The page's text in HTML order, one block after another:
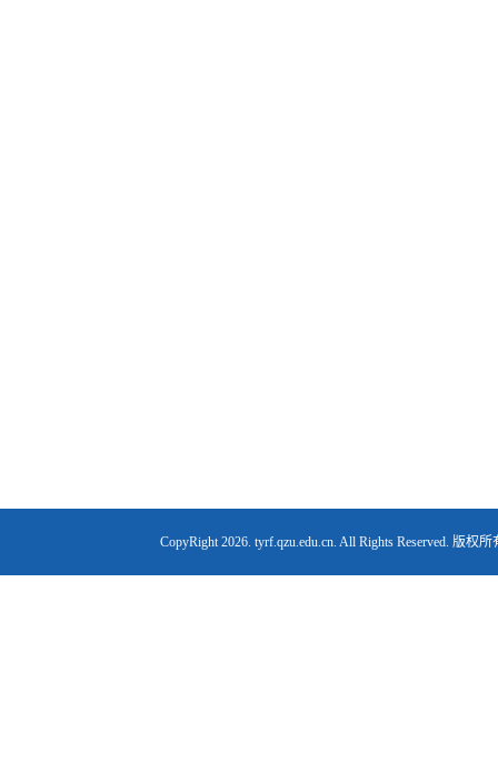
CopyRight2026. tyrf.qzu.edu.cn. All Rights Reserved. 版